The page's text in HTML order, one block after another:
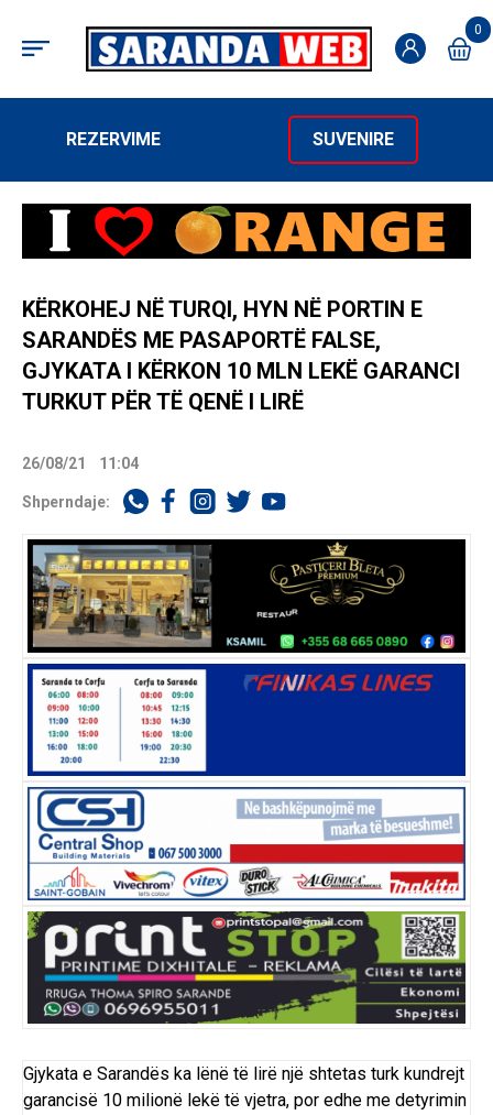
0
REZERVIME SUVENIRE
KËRKOHEJ NË TURQI, HYN NË PORTIN E
SARANDËS ME PASAPORTË FALSE,
GJYKATA I KËRKON 10 MLN LEKË GARANCI
TURKUT PËR TË QENË I LIRË
26/08/21 11:04
Shperndaje:
Gjykata e Sarandës ka lënë të lirë një shtetas turk kundrejt
garancisë 10 milionë lekë të vjetra, por edhe me detyrimin